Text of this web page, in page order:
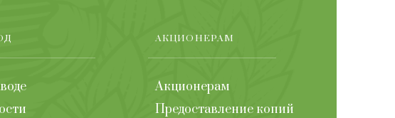
АКЦИОНЕРАМ
Акционерам
Предоставление копий